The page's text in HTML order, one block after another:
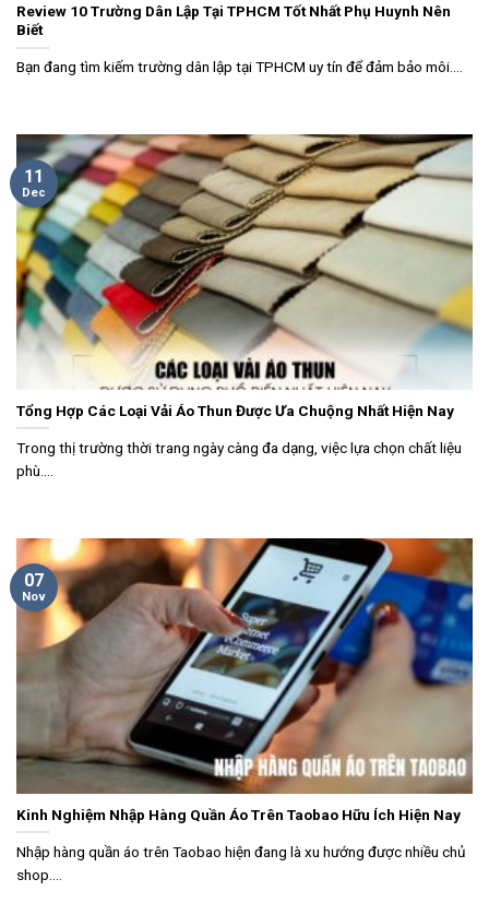
Review 10 Trường Dân Lập Tại TPHCM Tốt Nhất Phụ Huynh Nên
Biết
Bạn đang tìm kiếm trường dân lập tại TPHCM uy tín để đảm bảo môi....
Tổng Hợp Các Loại Vải Áo Thun Được Ưa Chuộng Nhất Hiện Nay
Trong thị trường thời trang ngày càng đa dạng, việc lựa chọn chất liệu
phù....
11
Dec
Kinh Nghiệm Nhập Hàng Quần Áo Trên Taobao Hữu Ích Hiện Nay
Nhập hàng quần áo trên Taobao hiện đang là xu hướng được nhiều chủ
shop....
07
Nov